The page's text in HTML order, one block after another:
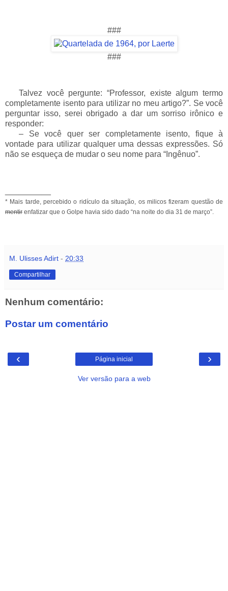
###
###
Talvez você pergunte: “Professor, existe algum termo
completamente isento para utilizar no meu artigo?”. Se você
perguntar isso, serei obrigado a dar um sorriso irônico e
responder:
– Se você quer ser completamente isento, fique à
vontade para utilizar qualquer uma dessas expressões. Só
não se esqueça de mudar o seu nome para “Ingênuo”.
* Mais tarde, percebido o ridículo da situação, os milicos fizeram questão de
mentir enfatizar que o Golpe havia sido dado “na noite do dia 31 de março”.
M. Ulisses Adirt - 20:33
Compartilhar
Nenhum comentário:
Postar um comentário
‹ ›
Página inicial
Ver versão para a web